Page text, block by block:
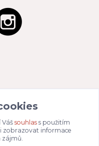
souhlass použitím
zobrazovat informace
zájmů.